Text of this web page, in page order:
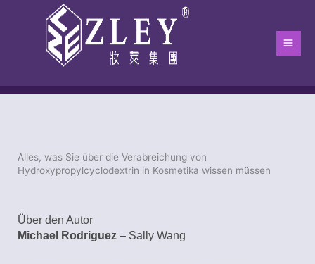
Heim-Der Blog-Blog -Alles, was Sie über die Verabreichung
Alles, was Sie über die Verabreichung von
Hydroxypropylcyclodextrin in Kosmetika wissen müssen
Über den Autor
Michael Rodriguez – Sally Wang